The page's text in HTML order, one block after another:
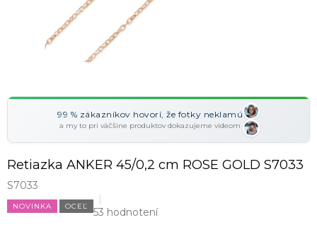
99 % zákazníkov hovorí, že fotky neklamú
a my to pri väčšine produktov dokazujeme videom
Retiazka ANKER 45/0,2 cm ROSE GOLD S7033
S7033
NOVINKA OCEĽ 53 hodnotení